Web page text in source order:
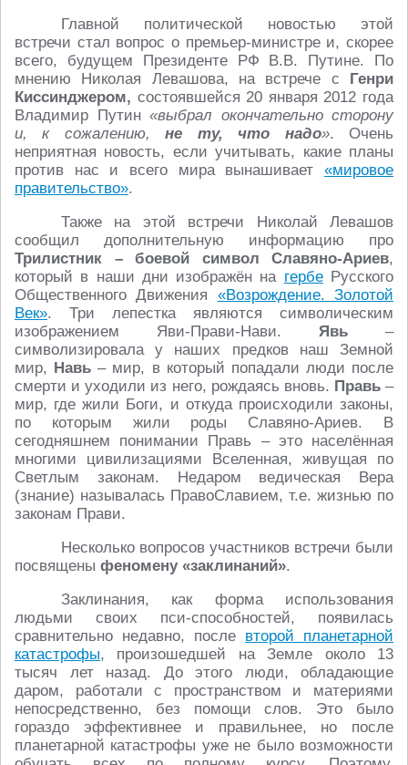
Главной политической новостью этой
встречи стал вопрос о премьер-министре и, скорее
всего, будущем Президенте РФ В.В. Путине. По
мнению Николая Левашова, на встрече с Генри
Киссинджером, состоявшейся 20 января 2012 года
Владимир Путин «выбрал окончательно сторону
и, к сожалению,не ту, что надо». Очень
неприятная новость, если учитывать, какие планы
против нас и всего мира вынашивает «мировое
правительство».
Также на этой встречи Николай Левашов
сообщил дополнительную информацию про
Трилистник – боевой символ Славяно-Ариев,
который в наши дни изображён на гербеРусского
Общественного Движения «Возрождение. Золотой
Век». Три лепестка являются символическим
изображением Яви-Прави-Нави. Явь –
символизировала у наших предков наш Земной
мир, Навь – мир, в который попадали люди после
смерти и уходили из него, рождаясь вновь. Правь–
мир, где жили Боги, и откуда происходили законы,
по которым жили роды Славяно-Ариев. В
сегодняшнем понимании Правь – это населённая
многими цивилизациями Вселенная, живущая по
Светлым законам. Недаром ведическая Вера
(знание) называлась ПравоСлавием, т.е. жизнью по
законам Прави.
Несколько вопросов участников встречи были
посвящены феномену «заклинаний».
Заклинания, как форма использования
людьми своих пси-способностей, появилась
сравнительно недавно, после второй планетарной
катастрофы, произошедшей на Земле около 13
тысяч лет назад. До этого люди, обладающие
даром, работали с пространством и материями
непосредственно, без помощи слов. Это было
гораздо эффективнее и правильнее, но после
планетарной катастрофы уже не было возможности